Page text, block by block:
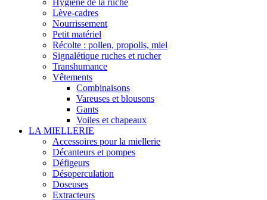
Hygiène de la ruche
Lève-cadres
Nourrissement
Petit matériel
Récolte : pollen, propolis, miel
Signalétique ruches et rucher
Transhumance
Vêtements
Combinaisons
Vareuses et blousons
Gants
Voiles et chapeaux
LA MIELLERIE
Accessoires pour la miellerie
Décanteurs et pompes
Défigeurs
Désoperculation
Doseuses
Extracteurs